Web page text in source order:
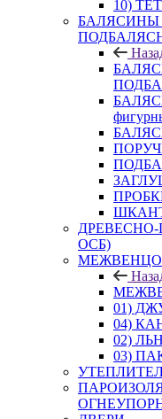
10)
БАЛЯСИНЫ
ОСБ)
01)
04)
02)
03)